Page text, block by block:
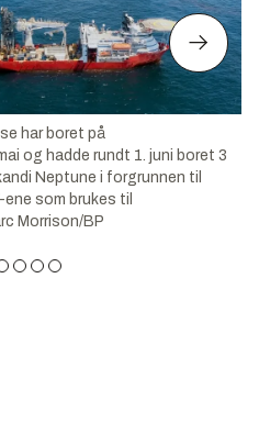
har boret på
og hadde rundt 1. juni boret 3
Neptune i forgrunnen til
som brukes til
Morrison/BP